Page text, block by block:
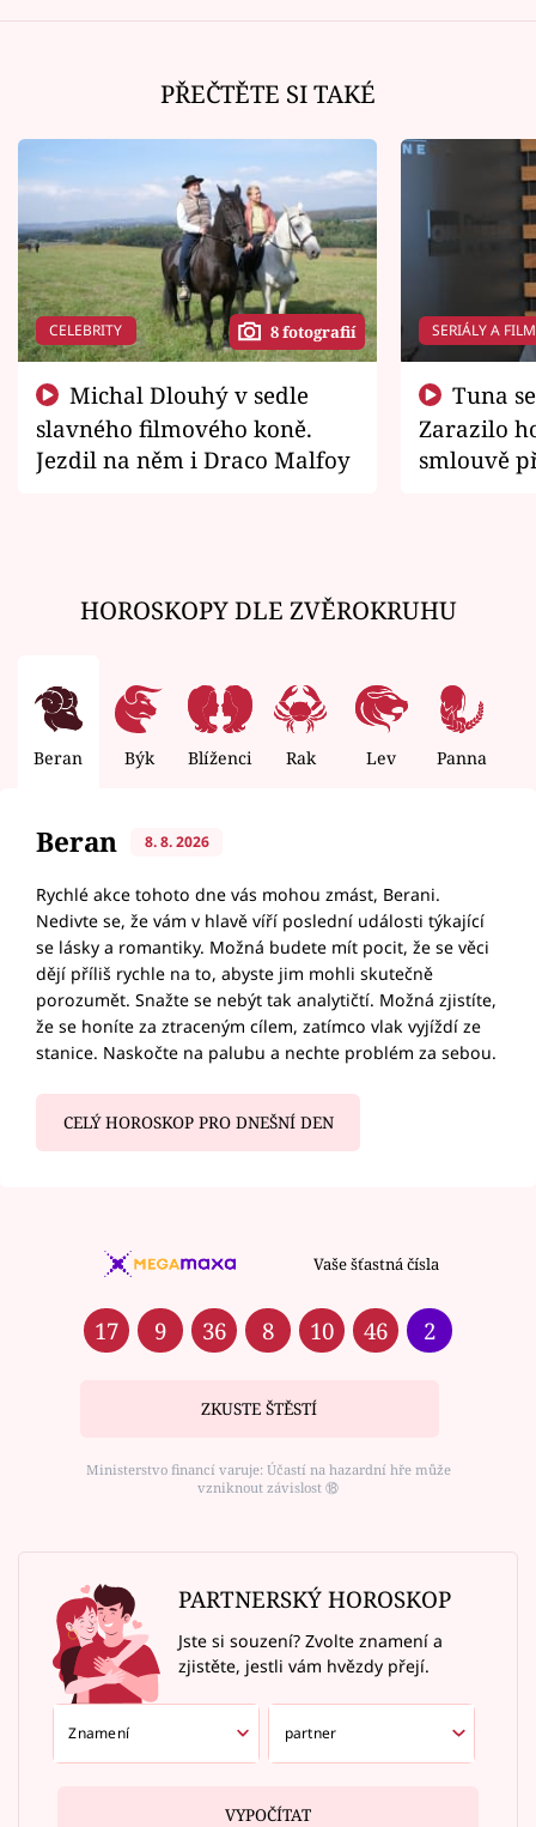
PŘEČTĚTE SI TAKÉ
CELEBRITY 8 fotografií
slavného filmového koně.
Jezdil na něm i Draco Malfoy
SERIÁLY A
Zarazilo
smlouvě
HOROSKOPY DLE ZVĚROKRUHU
Beran Býk Blíženci Rak Lev Panna
Beran 8. 8. 2026
Rychlé akce tohoto dne vás mohou zmást, Berani.
Nedivte se, že vám v hlavě víří poslední události týkající
se lásky a romantiky. Možná budete mít pocit, že se věci
dějí příliš rychle na to, abyste jim mohli skutečně
porozumět. Snažte se nebýt tak analytičtí. Možná zjistíte,
že se honíte za ztraceným cílem, zatímco vlak vyjíždí ze
stanice. Naskočte na palubu a nechte problém za sebou.
CELÝ HOROSKOP PRO DNEŠNÍ DEN
Vaše šťastná čísla
17 9 36 8 10 46 2
ZKUSTE ŠTĚSTÍ
Ministerstvo financí varuje: Účastí na hazardní hře může
vzniknout závislost ⑱
PARTNERSKÝ HOROSKOP
Jste si souzení? Zvolte znamení a
zjistěte, jestli vám hvězdy přejí.
VYPOČÍTAT